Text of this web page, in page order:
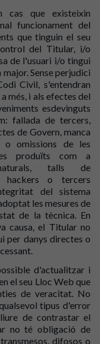
cas que existeixin
funcionament del
que tinguin el seu
del Titular, i/o
de l'usuari i/o tingui
Sense perjudici
Civil, s'entendran
més, i als efectes del
esdevinguts
fallada de tercers,
de Govern, manca
o omissions de les
produïts com a
talls de
hackers o tercers
del sistema
les mesures de
de la tècnica. En
causa, el Titular no
per danys directes o
d'actualitzar i
el seu Lloc Web que
de veracitat. No
tipus d'error
de contrastar el
no té obligació de
difosos o